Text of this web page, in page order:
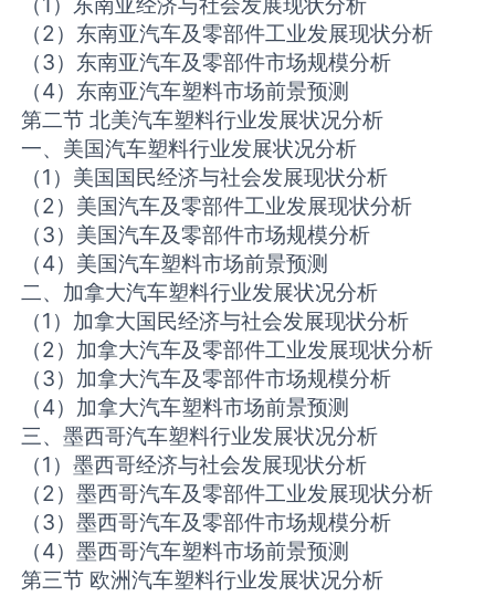
（2）东南亚汽车及零部件工业发展现状分析
（3）东南亚汽车及零部件市场规模分析
（4）东南亚汽车塑料市场前景预测
第二节 北美汽车塑料行业发展状况分析
一、美国汽车塑料行业发展状况分析
（1）美国国民经济与社会发展现状分析
（2）美国汽车及零部件工业发展现状分析
（3）美国汽车及零部件市场规模分析
（4）美国汽车塑料市场前景预测
二、加拿大汽车塑料行业发展状况分析
（1）加拿大国民经济与社会发展现状分析
（2）加拿大汽车及零部件工业发展现状分析
（3）加拿大汽车及零部件市场规模分析
（4）加拿大汽车塑料市场前景预测
三、墨西哥汽车塑料行业发展状况分析
（1）墨西哥经济与社会发展现状分析
（2）墨西哥汽车及零部件工业发展现状分析
（3）墨西哥汽车及零部件市场规模分析
（4）墨西哥汽车塑料市场前景预测
第三节 欧洲汽车塑料行业发展状况分析